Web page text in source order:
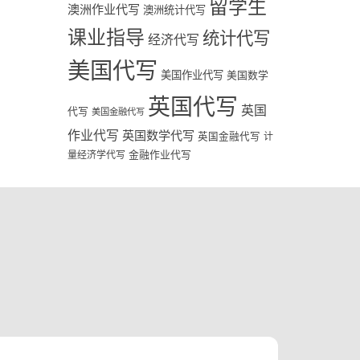
澳洲作业代写 澳洲统计代写 留学生
课业指导 经济代写 统计代写
美国代写 美国作业代写 美国数学
代写 美国金融代写 英国代写 英国
作业代写 英国数学代写 英国金融代写 计
量经济学代写 金融作业代写